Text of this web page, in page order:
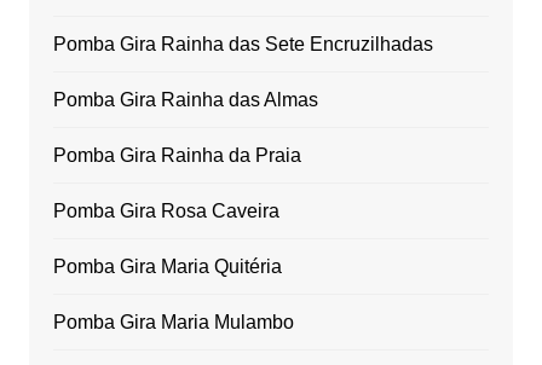
Pomba Gira Rainha das Sete Encruzilhadas
Pomba Gira Rainha das Almas
Pomba Gira Rainha da Praia
Pomba Gira Rosa Caveira
Pomba Gira Maria Quitéria
Pomba Gira Maria Mulambo